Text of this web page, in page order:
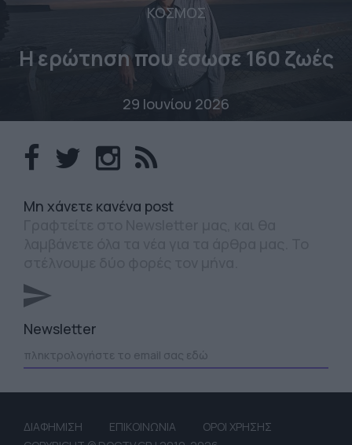
ΚΟΣΜΟΣ
Η ερώτηση που έσωσε 160 ζωές
29 Ιουνίου 2026
Mη χάνετε κανένα post
Newsletter
ΔΙΑΦΗΜΙΣΗ ΕΠΙΚΟΙΝΩΝΙΑ
ΟΡΟΙ ΧΡΗΣΗΣ